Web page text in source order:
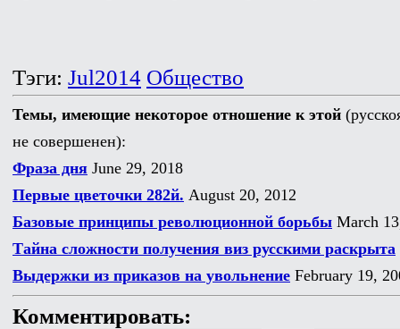
Тэги: Jul2014 Общество
Темы, имеющие некоторое отношение к этой
не совершенен):
Фраза дня June 29, 2018
Первые цветочки 282й. August 20, 2012
Базовые принципы революционной борьбы March
Тайна сложности получения виз русскими раскрыта
Выдержки из приказов на увольнение February 19,
Комментировать: